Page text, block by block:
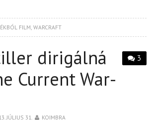
FILM,WARCRAFT
3
dirigálná
Current War-
JÚLIUS 31. KOIMBRA